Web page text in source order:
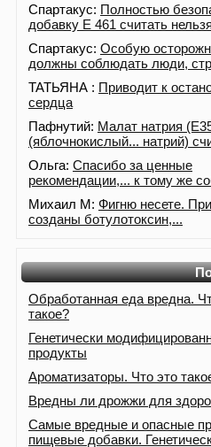
Спартакус: Полностью
добавку Е 461 считать
Спартакус: Особую
должны соблюдать люди,
ТАТЬЯНА : Приводит к
сердца
Пафнутий: Малат натрия
(яблочнокислый... натрий)
Ольга: Спасибо за ценные
рекомендации,... к тому же
Михаил М: Фигню несете.
созданы ботулотоксин,...
Обработанная еда вредна.
такое?
Генетически
продукты
Ароматизаторы. Что это
Вредны ли дрожжи для
Самые вредные и опасные
пищевые добавки.